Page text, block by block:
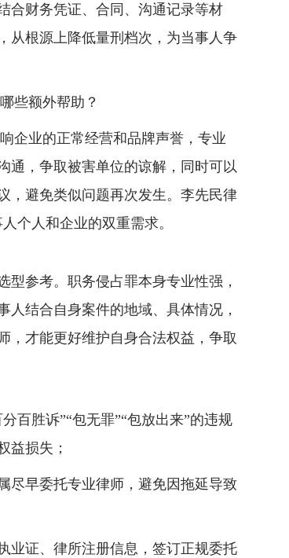
合财务凭证、合同、沟通记录等材
从根源上降低量刑档次，为当事人争
些额外帮助？
企业的正常经营和品牌声誉，专业
通，争取被害单位的谅解，同时可以
，避免类似问题再次发生。李先民律
个人和企业的双重需求。
参考。职务侵占罪本身专业性强，
结合自身案件的地域、具体情况，
，才能更好维护自身合法权益，争取
百胜诉”“包无罪”“包放出来”的违规
益损失；
尽早委托专业律师，避免因拖延导致
业证、律所注册信息，签订正规委托